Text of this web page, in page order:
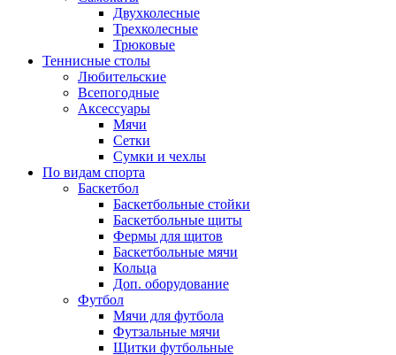
Двухколесные
Трехколесные
Трюковые
Теннисные столы
Любительские
Всепогодные
Аксессуары
Мячи
Сетки
Сумки и чехлы
По видам спорта
Баскетбол
Баскетбольные стойки
Баскетбольные щиты
Фермы для щитов
Баскетбольные мячи
Кольца
Доп. оборудование
Футбол
Мячи для футбола
Футзальные мячи
Щитки футбольные